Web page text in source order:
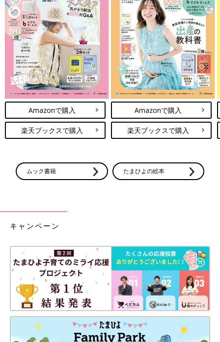
Amazonで購入
楽天ブックスで購入
Amazonで購入
楽天ブックスで購入
ムック書籍 たまひよの絵本
キャンペーン